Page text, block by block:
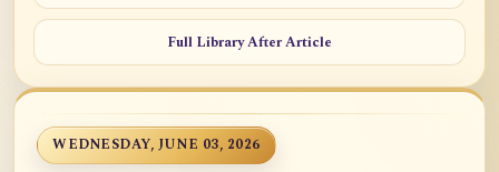
Full Library After Article
WEDNESDAY, JUNE 03, 2026